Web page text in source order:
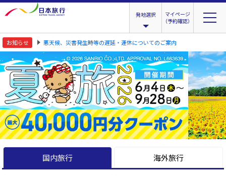
マイページ
（予約確認）
発地選択
お知らせ 悪天候、災害発生時等の遅延・運休についてのご案内
国内旅行 海外旅行